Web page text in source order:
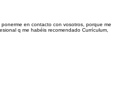
en contacto con vosotros, porque me
q me habéis recomendado Currículum,